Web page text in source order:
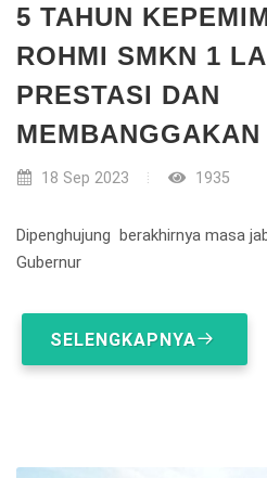
5 TAHUN
ROHMI SMKN 1
PRESTASI DAN
MEMBANGGAKAN
18 Sep 2023 1935
Dipenghujung berakhirnya masa
Gubernur
SELENGKAPNYA